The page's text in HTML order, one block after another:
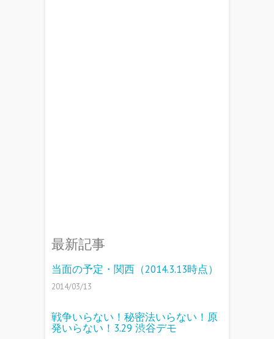
最新記事
当面の予定・関西（2014.3.13時点）
2014/03/13
戦争いらない！秘密法いらない！原
発いらない！3.29 渋谷デモ